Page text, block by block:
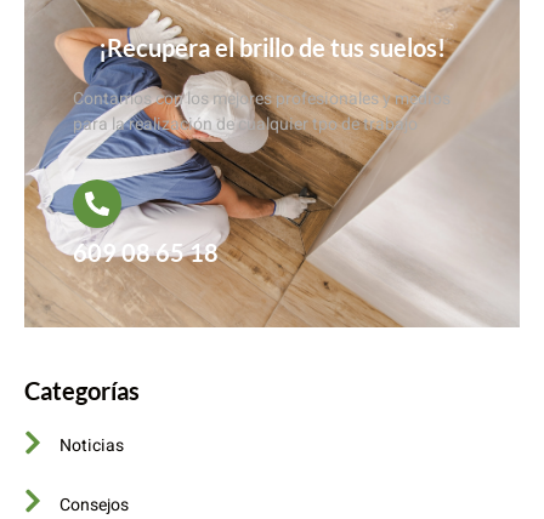
¡Recupera el brillo de tus suelos!
Contamos con los mejores profesionales y medios
para la realización de cualquier tpo de trabajo
609 08 65 18
Categorías
Noticias
Consejos